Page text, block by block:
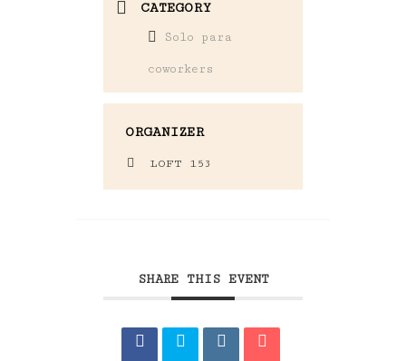
CATEGORY
Solo para
coworkers
ORGANIZER
LOFT 153
SHARE THIS EVENT